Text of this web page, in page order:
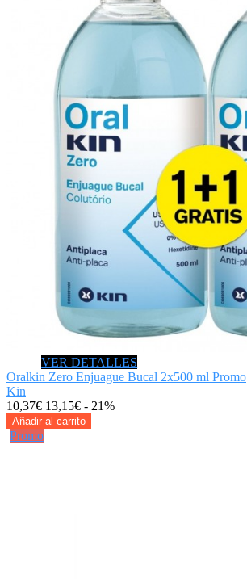
VER DETALLES
Oralkin Zero Enjuague Bucal 2x500 ml Promo
Kin
10,37€ 13,15€ - 21%
Añadir al carrito
Promo